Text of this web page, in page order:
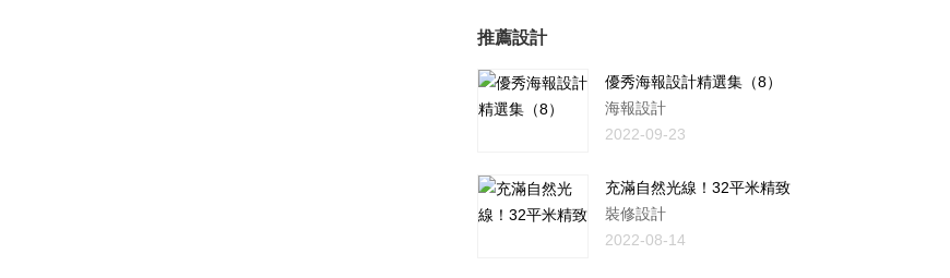
推薦設計
優秀海報設計精選集（8）
海報設計
2022-09-23
充滿自然光線！32平米精致
裝修設計
2022-08-14